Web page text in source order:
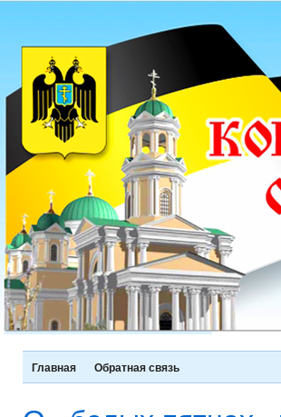
Главная Обратная связь